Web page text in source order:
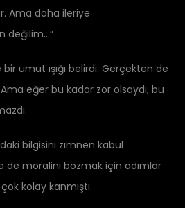
Ama daha ileriye
değilim…”
umut ışığı belirdi. Gerçekten de
eğer bu kadar zor olsaydı, bu
bilgisini zımnen kabul
moralini bozmak için adımlar
kolay kanmıştı.